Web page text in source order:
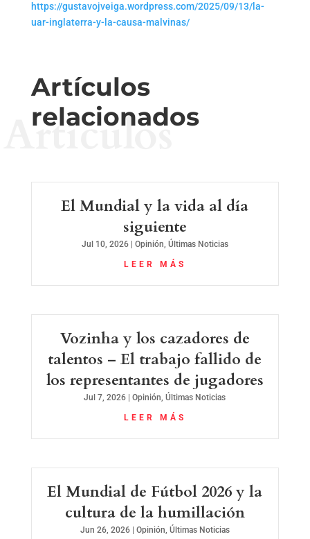
https://gustavojveiga.wordpress.com/2025/09/13/la-
uar-inglaterra-y-la-causa-malvinas/
Artículos
relacionados
Artículos
El Mundial y la vida al día
siguiente
Jul 10, 2026| Opinión, Últimas Noticias
LEER MÁS
Vozinha y los cazadores de
talentos – El trabajo fallido de
los representantes de jugadores
Jul 7, 2026 |Opinión,Últimas Noticias
LEER MÁS
El Mundial de Fútbol 2026 y la
cultura de la humillación
Jun 26, 2026| Opinión, Últimas Noticias